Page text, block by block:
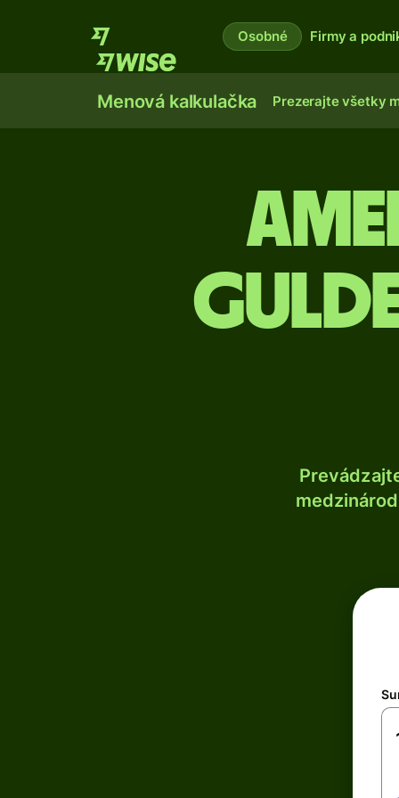
Osobné Firmy a
Menová kalkulačka Prezerajte všetky